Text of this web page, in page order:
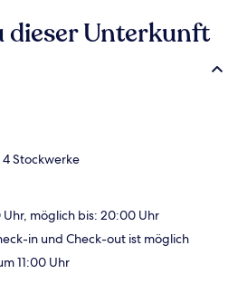
dieser Unterkunft
Stockwerke
Uhr, möglich bis: 20:00 Uhr
in und Check-out ist möglich
11:00 Uhr